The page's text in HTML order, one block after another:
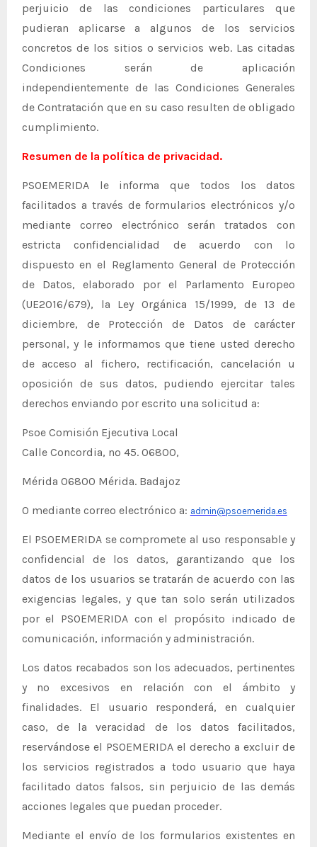
perjuicio de las condiciones particulares que
pudieran aplicarse a algunos de los servicios
concretos de los sitios o servicios web. Las citadas
Condiciones serán de aplicación
independientemente de las Condiciones Generales
de Contratación que en su caso resulten de obligado
cumplimiento.
Resumen de la política de privacidad.
PSOEMERIDA le informa que todos los datos
facilitados a través de formularios electrónicos y/o
mediante correo electrónico serán tratados con
estricta confidencialidad de acuerdo con lo
dispuesto en el Reglamento General de Protección
de Datos, elaborado por el Parlamento Europeo
(UE2016/679), la Ley Orgánica 15/1999, de 13 de
diciembre, de Protección de Datos de carácter
personal, y le informamos que tiene usted derecho
de acceso al fichero, rectificación, cancelación u
oposición de sus datos, pudiendo ejercitar tales
derechos enviando por escrito una solicitud a:
Psoe Comisión Ejecutiva Local
Calle Concordia, nº 45. 06800,
Mérida 06800 Mérida. Badajoz
O mediante correo electrónico a: admin@psoemerida.es
El PSOEMERIDA se compromete al uso responsable y
confidencial de los datos, garantizando que los
datos de los usuarios se tratarán de acuerdo con las
exigencias legales, y que tan solo serán utilizados
por el PSOEMERIDA con el propósito indicado de
comunicación, información y administración.
Los datos recabados son los adecuados, pertinentes
y no excesivos en relación con el ámbito y
finalidades. El usuario responderá, en cualquier
caso, de la veracidad de los datos facilitados,
reservándose el PSOEMERIDA el derecho a excluir de
los servicios registrados a todo usuario que haya
facilitado datos falsos, sin perjuicio de las demás
acciones legales que puedan proceder.
Mediante el envío de los formularios existentes en